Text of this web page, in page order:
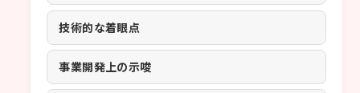
技術的な着眼点
事業開発上の示唆